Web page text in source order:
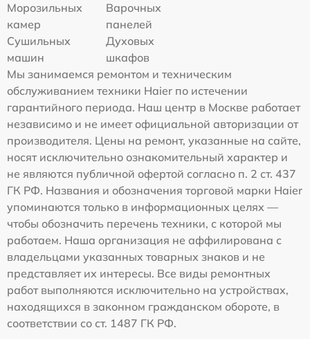
Морозильных
камер
Варочных
панелей
Сушильных
машин
Духовых
шкафов
Мы занимаемся ремонтом и техническим
обслуживанием техники Haier по истечении
гарантийного периода. Наш центр в Москве работает
независимо и не имеет официальной авторизации от
производителя. Цены на ремонт, указанные на сайте,
носят исключительно ознакомительный характер и
не являются публичной офертой согласно п. 2 ст. 437
ГК РФ. Названия и обозначения торговой марки Haier
упоминаются только в информационных целях —
чтобы обозначить перечень техники, с которой мы
работаем. Наша организация не аффилирована с
владельцами указанных товарных знаков и не
представляет их интересы. Все виды ремонтных
работ выполняются исключительно на устройствах,
находящихся в законном гражданском обороте, в
соответствии со ст. 1487 ГК РФ.